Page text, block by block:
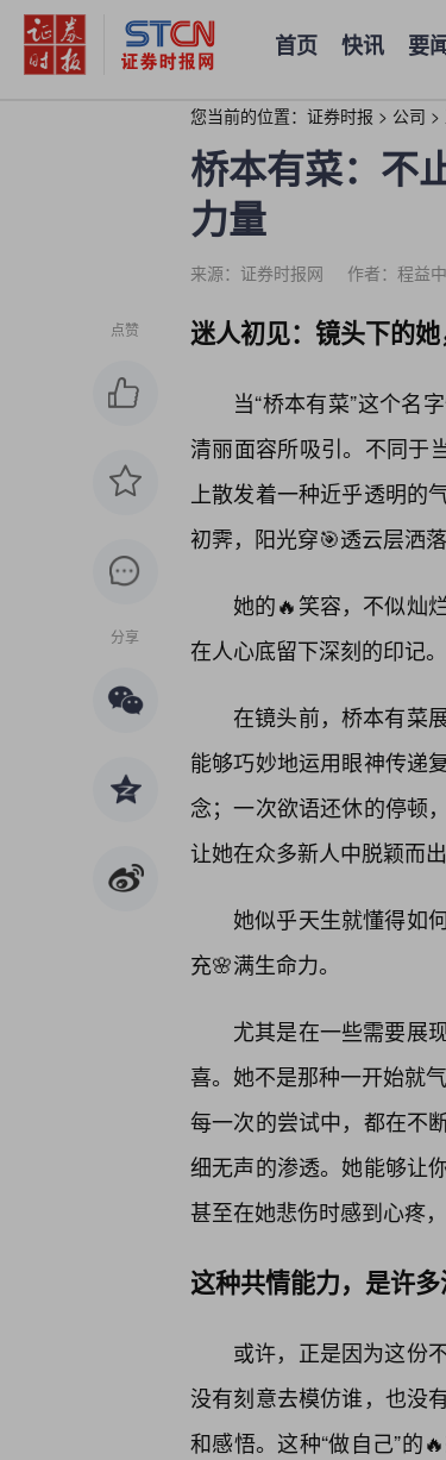
首页 快讯 要
您当前的位置： 证券时报 > 公司 >
桥本有菜：不
力量
来源：证券时报网 作者：程益中
点赞
分享
迷人初见：镜头下的
当“桥本有菜”这个名
清丽面容所吸引。不同于
上散发着一种近乎透明的
初霁，阳光穿🎯透云层洒落
她的🔥笑容，不似灿
在人心底留下深刻的印记。
在镜头前，桥本有菜
能够巧妙地运用眼神传递
念；一次欲语还休的停顿
让她在众多新人中脱颖而
她似乎天生就懂得如
充🌸满生命力。
尤其是在一些需要展
喜。她不是那种一开始就
每一次的尝试中，都在不
细无声的渗透。她能够让
甚至在她悲伤时感到心疼
这种共情能力，是许
或许，正是因为这份
没有刻意去模仿谁，也没
和感悟。这种“做自己”的